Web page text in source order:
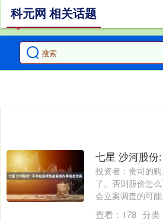
科元网 相关话题
投资者：贵司的
了。否则股价怎
会立案调查的可
况。 ....
查看： 178 分类